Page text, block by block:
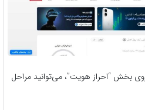
بخش “احراز هویت”، می‌توانید مراحل